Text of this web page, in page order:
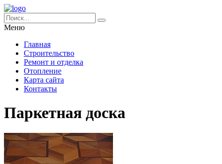
Меню
Главная
Строительство
Ремонт и отделка
Отопление
Карта сайта
Контакты
Паркетная доска